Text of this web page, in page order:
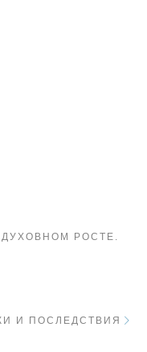
РОСТЕ.
И ПОСЛЕДСТВИЯ